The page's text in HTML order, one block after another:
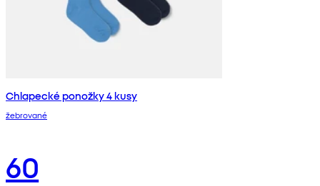
Chlapecké ponožky 4 kusy
žebrované
60